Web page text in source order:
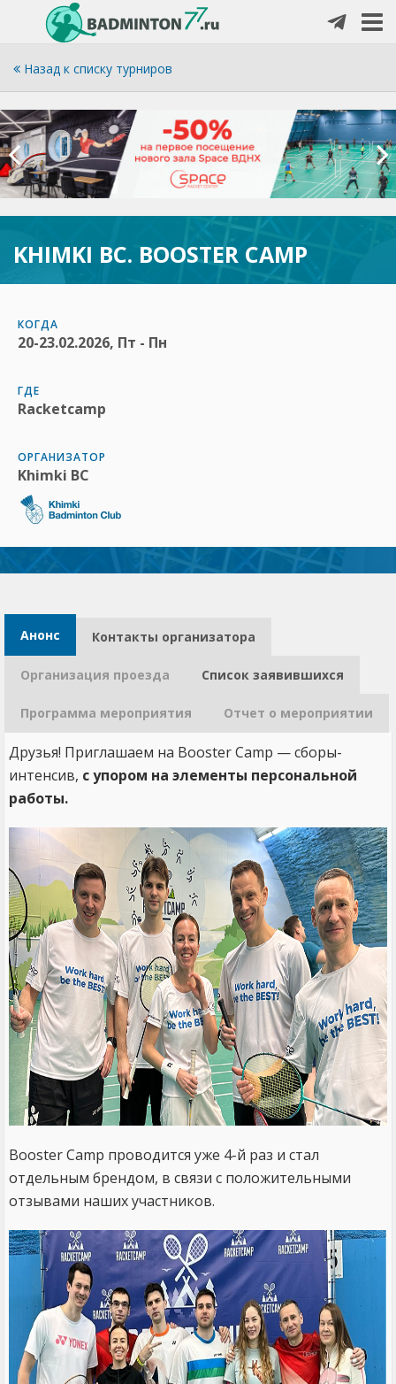
Назад к списку турниров
KHIMKI BC. BOOSTER CAMP
КОГДА
20-23.02.2026, Пт - Пн
ГДЕ
Racketcamp
ОРГАНИЗАТОР
Khimki BC
Анонс Контакты организатора​
Организация проезда Список заявившихся
Программа мероприятия Отчет о мероприятии
Друзья! Приглашаем на Booster Camp — сборы-
интенсив, с упором на элементы персональной
работы.
Booster Camp проводится уже 4-й раз и стал
отдельным брендом, в связи с положительными
отзывами наших участников.